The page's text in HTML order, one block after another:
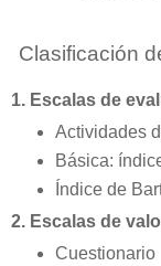
Clasificación
1. Escalas de
Actividades
Básica:
Índice de
2. Escalas de